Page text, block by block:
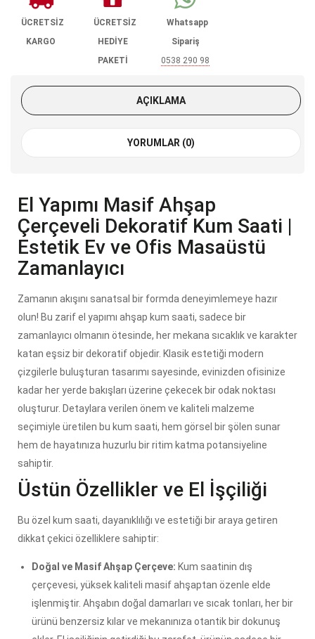
ÜCRETSİZ
KARGO
ÜCRETSİZ
HEDİYE
PAKETİ
Whatsapp
Sipariş
0538 290 98
AÇIKLAMA
YORUMLAR (0)
El Yapımı Masif Ahşap
Çerçeveli Dekoratif Kum Saati |
Estetik Ev ve Ofis Masaüstü
Zamanlayıcı
Zamanın akışını sanatsal bir formda deneyimlemeye hazır
olun! Bu zarif el yapımı ahşap kum saati, sadece bir
zamanlayıcı olmanın ötesinde, her mekana sıcaklık ve karakter
katan eşsiz bir dekoratif objedir. Klasik estetiği modern
çizgilerle buluşturan tasarımı sayesinde, evinizden ofisinize
kadar her yerde bakışları üzerine çekecek bir odak noktası
oluşturur. Detaylara verilen önem ve kaliteli malzeme
seçimiyle üretilen bu kum saati, hem görsel bir şölen sunar
hem de hayatınıza huzurlu bir ritim katma potansiyeline
sahiptir.
Üstün Özellikler ve El İşçiliği
Bu özel kum saati, dayanıklılığı ve estetiği bir araya getiren
dikkat çekici özelliklere sahiptir:
Doğal ve Masif Ahşap Çerçeve: Kum saatinin dış
çerçevesi, yüksek kaliteli masif ahşaptan özenle elde
işlenmiştir. Ahşabın doğal damarları ve sıcak tonları, her bir
ürünü benzersiz kılar ve mekanınıza otantik bir dokunuş